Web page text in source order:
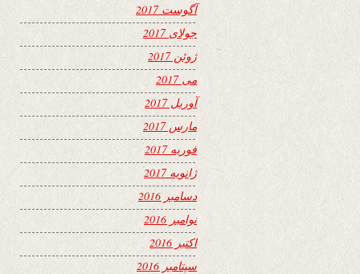
آگوست 2017
جولای 2017
ژوئن 2017
می 2017
آوریل 2017
مارس 2017
فوریه 2017
ژانویه 2017
دسامبر 2016
نوامبر 2016
اکتبر 2016
سپتامبر 2016